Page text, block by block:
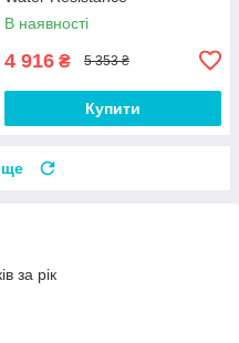
В наявності
4 916 ₴ 5 353 ₴
Купити
ще
за рік